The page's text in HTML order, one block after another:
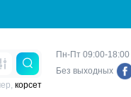
Пн-Пт 09:00-18:00
Без выходных
корсет